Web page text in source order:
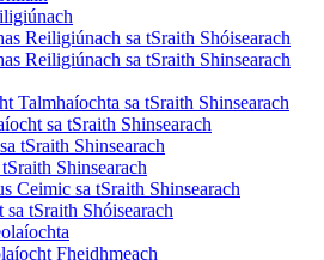
Reiligiúnach sa tSraith Shóisearach
Reiligiúnach sa tSraith Shinsearach
Talmhaíochta sa tSraith Shinsearach
sa tSraith Shinsearach
tSraith Shinsearach
Shinsearach
Ceimic sa tSraith Shinsearach
sa tSraith Shóisearach
Fheidhmeach